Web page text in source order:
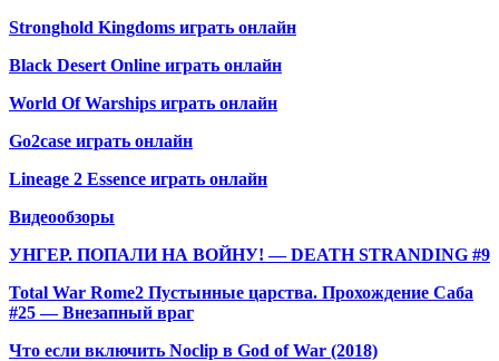
Stronghold Kingdoms играть онлайн
Black Desert Online играть онлайн
World Of Warships играть онлайн
Go2case играть онлайн
Lineage 2 Essence играть онлайн
Видеообзоры
УНГЕР. ПОПАЛИ НА ВОЙНУ! — DEATH STRANDING #9
Total War Rome2 Пустынные царства. Прохождение Саба
#25 — Внезапный враг
Что если включить Noclip в God of War (2018)